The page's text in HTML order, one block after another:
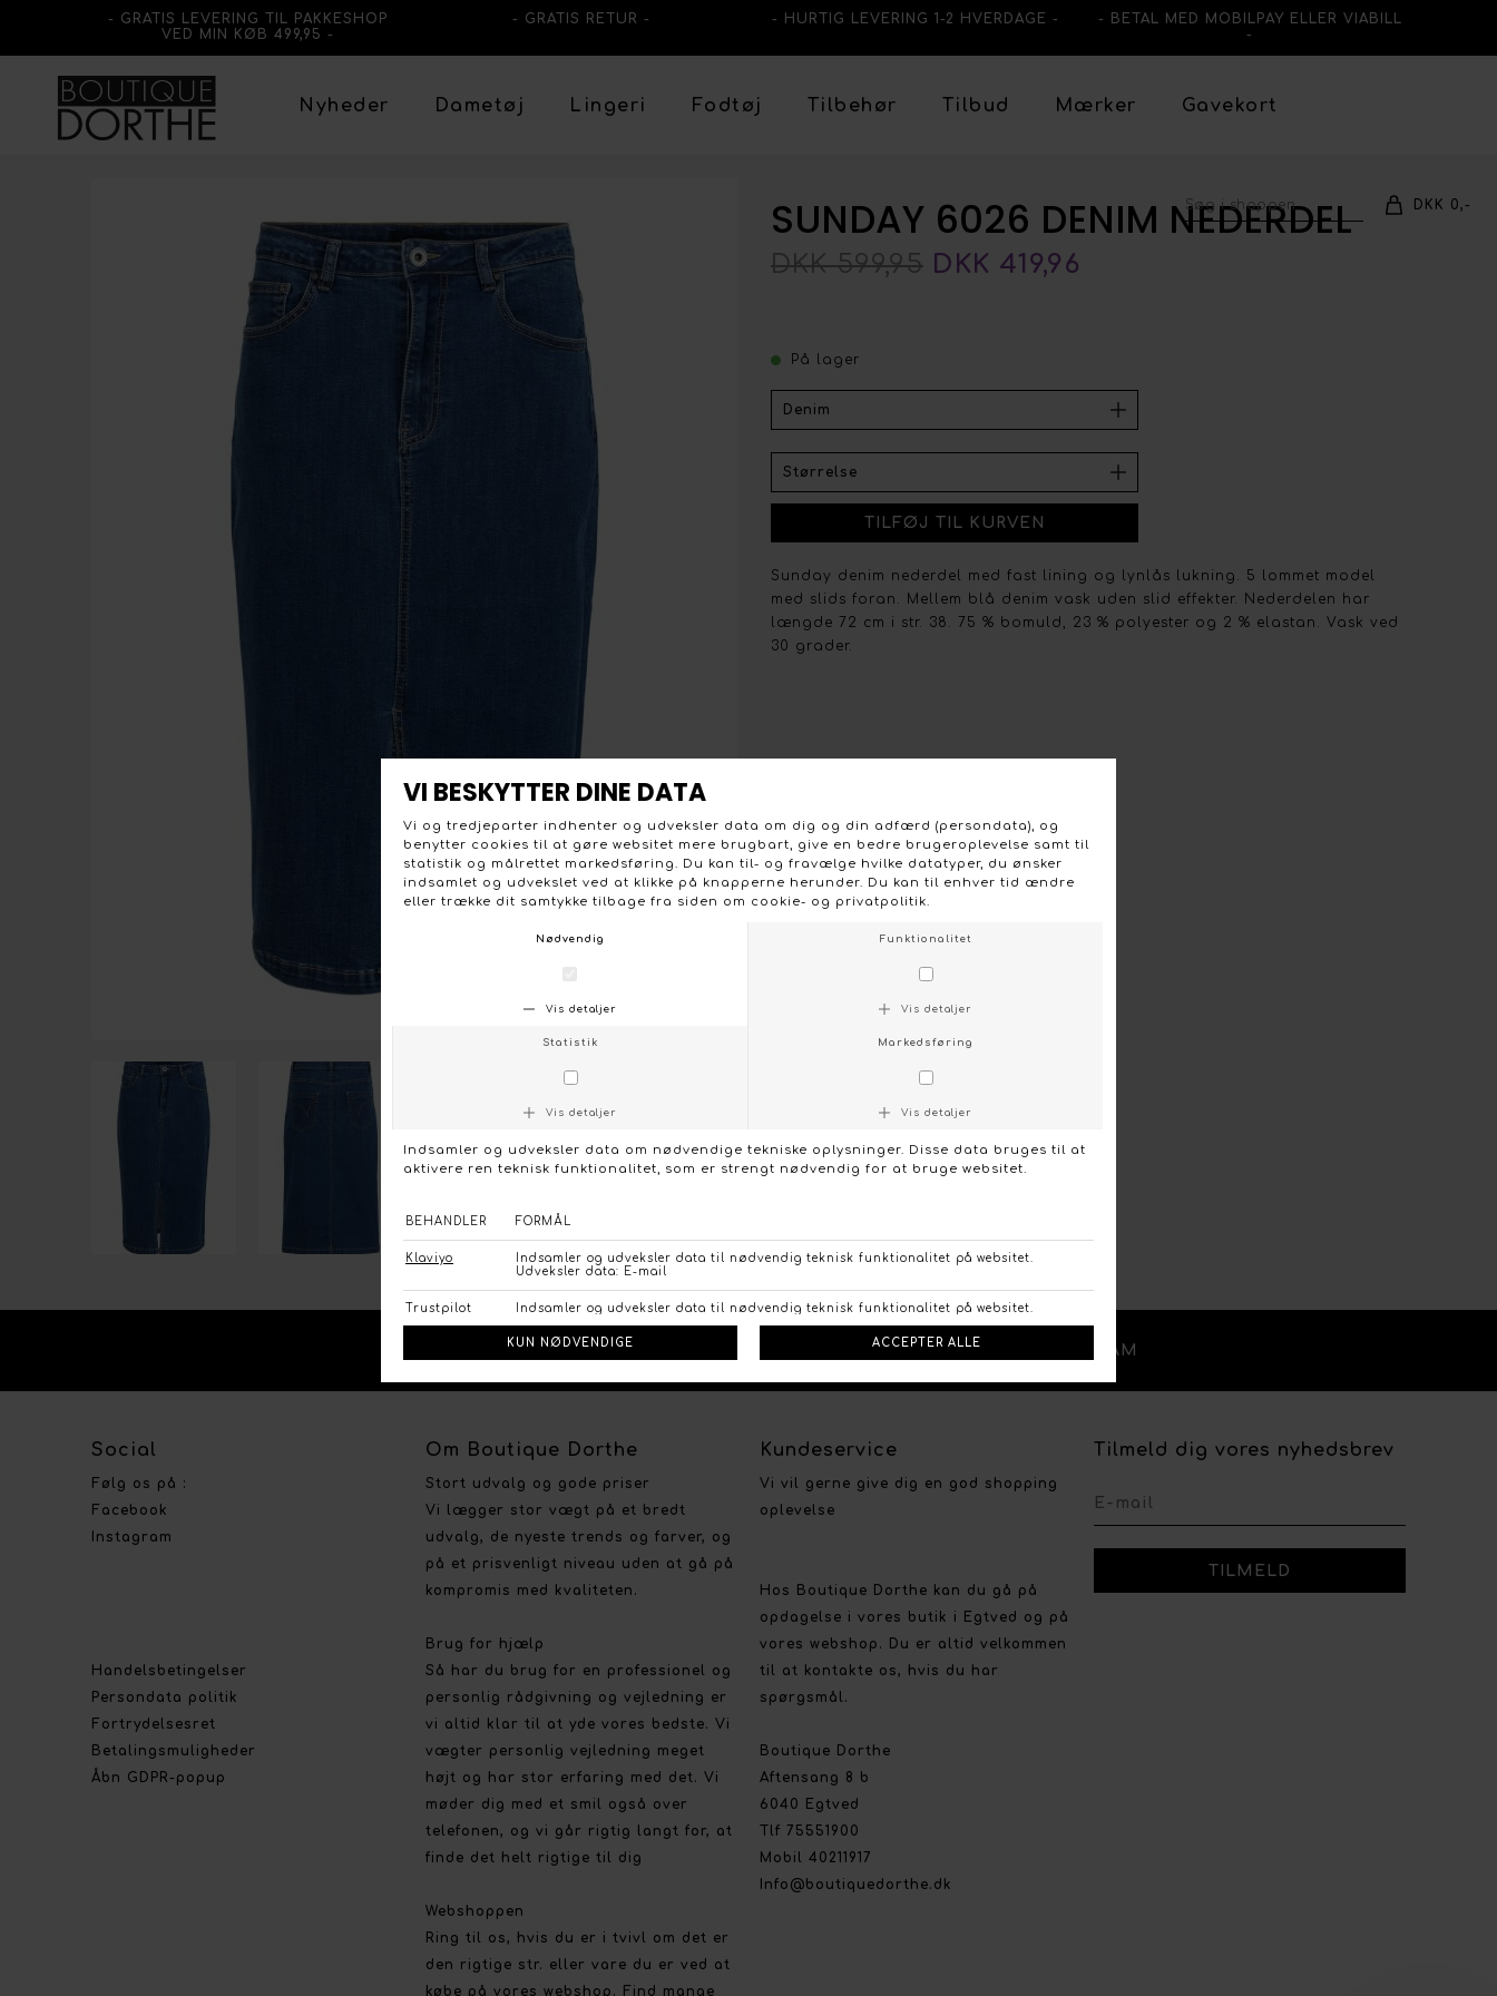
- GRATIS LEVERING TIL PAKKESHOP
VED MIN KØB 499,95 -
- GRATIS RETUR - - HURTIG LEVERING 1-2 HVERDAGE -
- BETAL MED MOBILPAY ELLER VIABILL
-
Nyheder Dametøj Lingeri Fodtøj Tilbehør Tilbud Mærker Gavekort
DKK 0,-
SUNDAY 6026 DENIM NEDERDEL
DKK 599,95 DKK 419,96
På lager
Sunday denim nederdel med fast lining og lynlås lukning. 5 lommet model
med slids foran. Mellem blå denim vask uden slid effekter. Nederdelen har
længde 72 cm i str. 38. 75 % bomuld, 23 % polyester og 2 % elastan. Vask ved
30 grader.
KONTAKT OS FØLG OS PÅ:FACEBOOK INSTAGRAM
Social
Følg os på :
Facebook
Instagram
Handelsbetingelser
Persondata politik
Fortrydelsesret
Betalingsmuligheder
Åbn GDPR-popup
Om Boutique Dorthe
Stort udvalg og gode priser
Vi lægger stor vægt på et bredt
udvalg, de nyeste trends og farver, og
på et prisvenligt niveau uden at gå på
kompromis med kvaliteten.
Brug for hjælp
Så har du brug for en professionel og
personlig rådgivning og vejledning er
vi altid klar til at yde vores bedste. Vi
vægter personlig vejledning meget
højt og har stor erfaring med det. Vi
møder dig med et smil også over
telefonen, og vi går rigtig langt for, at
finde det helt rigtige til dig
Webshoppen
Ring til os, hvis du er i tvivl om det er
den rigtige str. eller vare du er ved at
købe på vores webshop. Find mange
Kundeservice
Vi vil gerne give dig en god shopping
oplevelse
Hos Boutique Dorthe kan du gå på
opdagelse i vores butik i Egtved og på
vores webshop. Du er altid velkommen
til at kontakte os, hvis du har
spørgsmål.
Boutique Dorthe
Aftensang 8 b
6040 Egtved
Tlf 75551900
Mobil 40211917
Info@boutiquedorthe.dk
Tilmeld dig vores nyhedsbrev